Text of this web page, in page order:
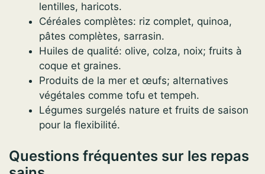
lentilles, haricots.
Céréales complètes: riz complet, quinoa,
pâtes complètes, sarrasin.
Huiles de qualité: olive, colza, noix; fruits à
coque et graines.
Produits de la mer et œufs; alternatives
végétales comme tofu et tempeh.
Légumes surgelés nature et fruits de saison
pour la flexibilité.
Questions fréquentes sur les repas